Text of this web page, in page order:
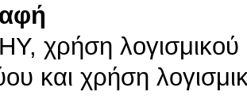
χρήση λογισμικού
και χρήση